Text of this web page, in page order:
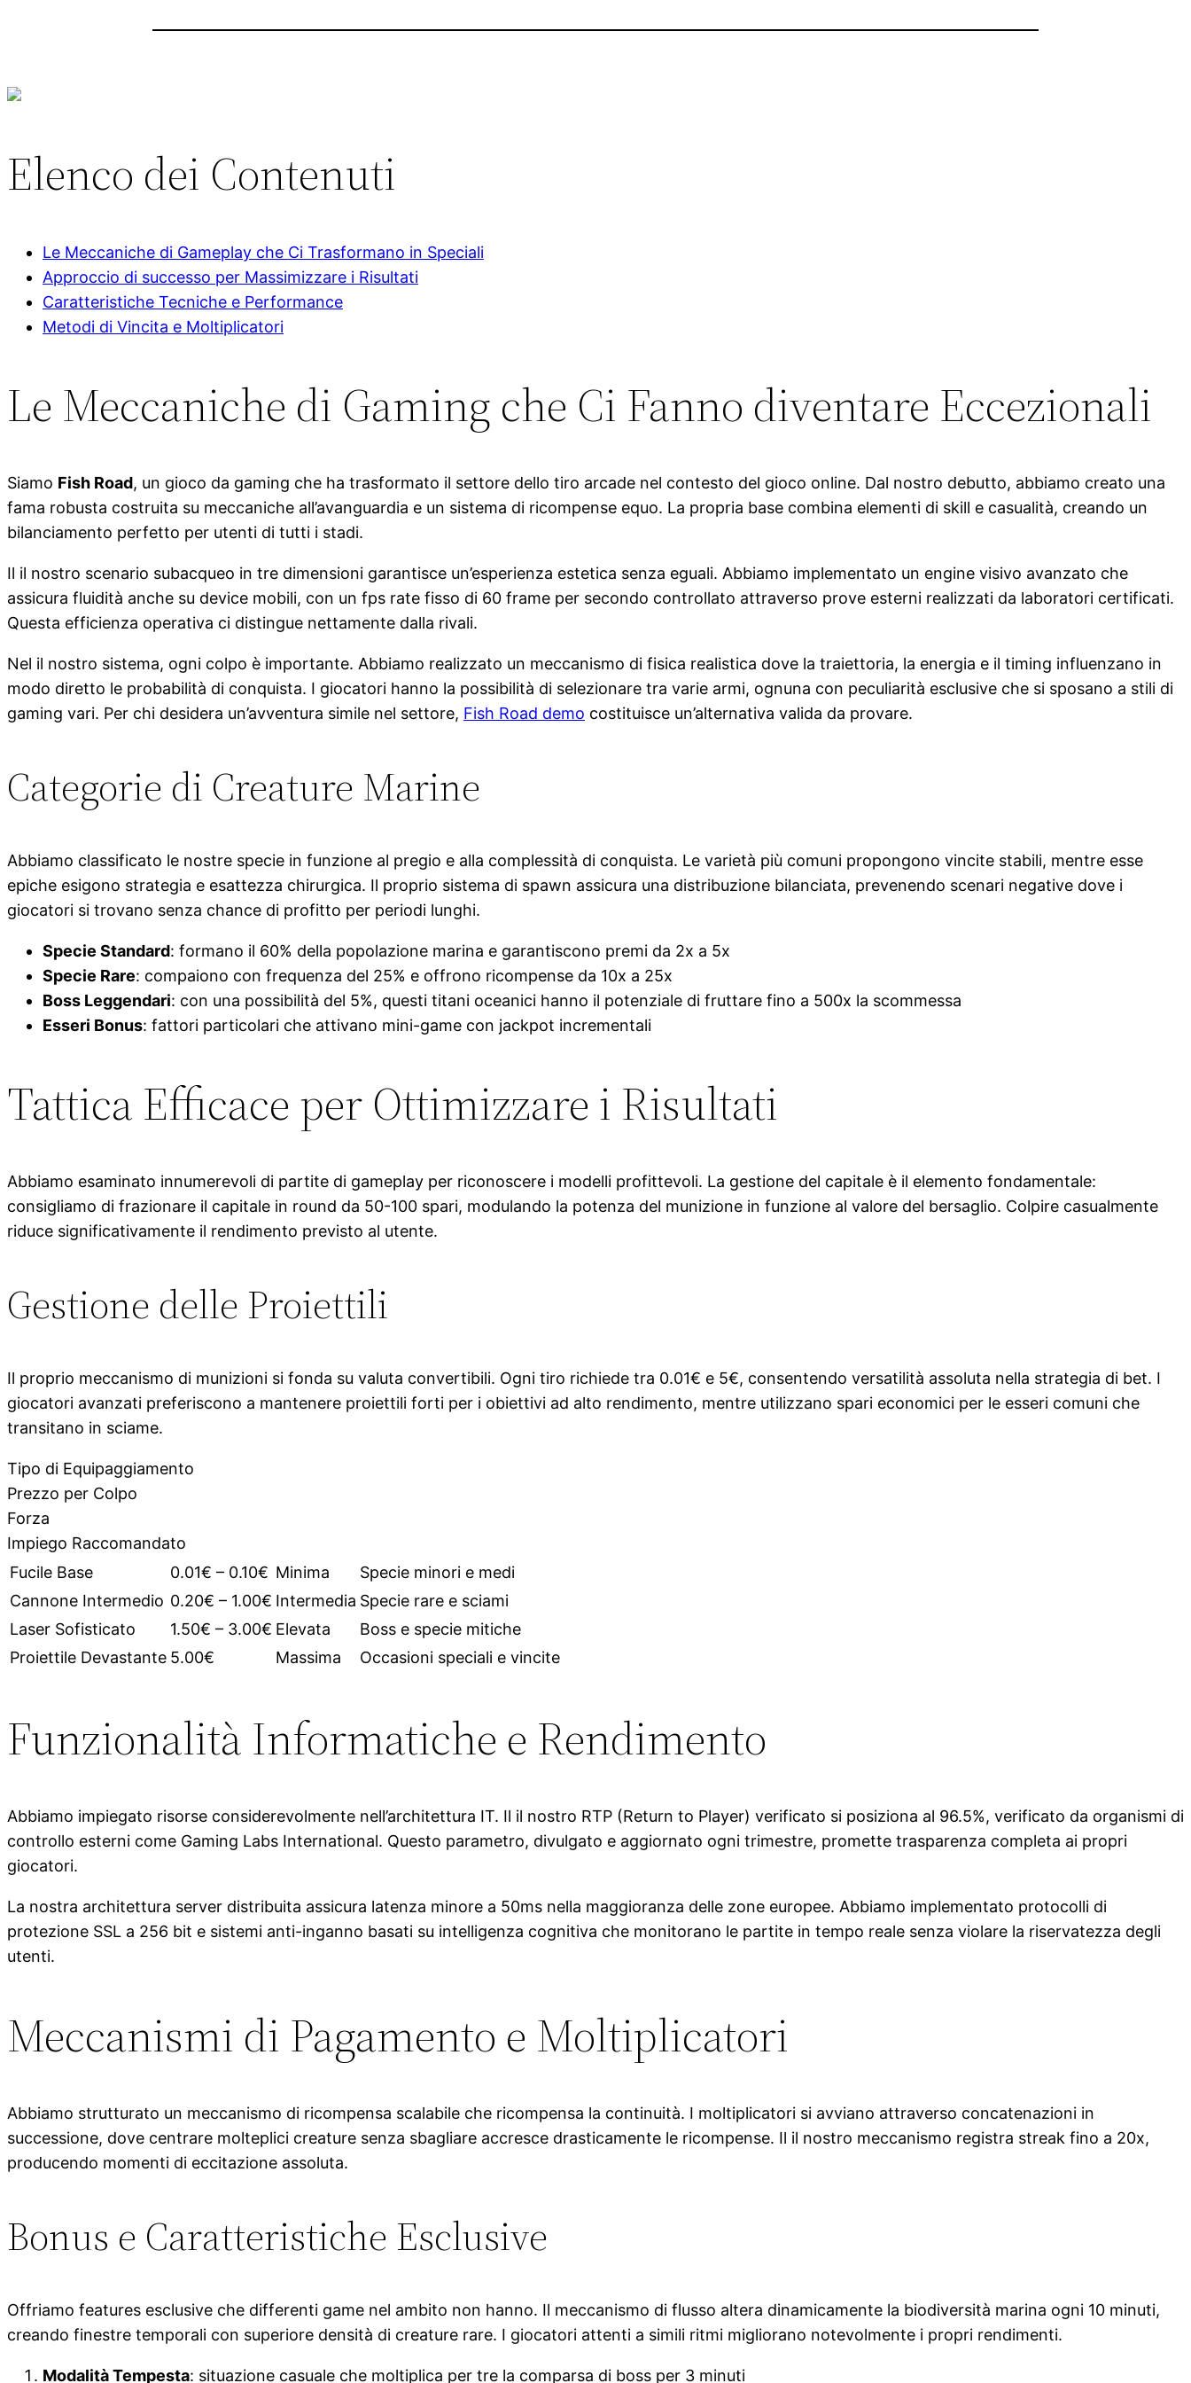
Elenco dei Contenuti
Le Meccaniche di Gameplay che Ci Trasformano in Speciali
Approccio di successo per Massimizzare i Risultati
Caratteristiche Tecniche e Performance
Metodi di Vincita e Moltiplicatori
Le Meccaniche di Gaming che Ci Fanno diventare Eccezionali
Siamo Fish Road, un gioco da gaming che ha trasformato il settore dello tiro arcade nel contesto del gioco online. Dal nostro debutto, abbiamo creato una
fama robusta costruita su meccaniche all’avanguardia e un sistema di ricompense equo. La propria base combina elementi di skill e casualità, creando un
bilanciamento perfetto per utenti di tutti i stadi.
Il il nostro scenario subacqueo in tre dimensioni garantisce un’esperienza estetica senza eguali. Abbiamo implementato un engine visivo avanzato che
assicura fluidità anche su device mobili, con un fps rate fisso di 60 frame per secondo controllato attraverso prove esterni realizzati da laboratori certificati.
Questa efficienza operativa ci distingue nettamente dalla rivali.
Nel il nostro sistema, ogni colpo è importante. Abbiamo realizzato un meccanismo di fisica realistica dove la traiettoria, la energia e il timing influenzano in
modo diretto le probabilità di conquista. I giocatori hanno la possibilità di selezionare tra varie armi, ognuna con peculiarità esclusive che si sposano a stili di
gaming vari. Per chi desidera un’avventura simile nel settore, Fish Road demo costituisce un’alternativa valida da provare.
Categorie di Creature Marine
Abbiamo classificato le nostre specie in funzione al pregio e alla complessità di conquista. Le varietà più comuni propongono vincite stabili, mentre esse
epiche esigono strategia e esattezza chirurgica. Il proprio sistema di spawn assicura una distribuzione bilanciata, prevenendo scenari negative dove i
giocatori si trovano senza chance di profitto per periodi lunghi.
Specie Standard: formano il 60% della popolazione marina e garantiscono premi da 2x a 5x
Specie Rare: compaiono con frequenza del 25% e offrono ricompense da 10x a 25x
Boss Leggendari: con una possibilità del 5%, questi titani oceanici hanno il potenziale di fruttare fino a 500x la scommessa
Esseri Bonus: fattori particolari che attivano mini-game con jackpot incrementali
Tattica Efficace per Ottimizzare i Risultati
Abbiamo esaminato innumerevoli di partite di gameplay per riconoscere i modelli profittevoli. La gestione del capitale è il elemento fondamentale:
consigliamo di frazionare il capitale in round da 50-100 spari, modulando la potenza del munizione in funzione al valore del bersaglio. Colpire casualmente
riduce significativamente il rendimento previsto al utente.
Gestione delle Proiettili
Il proprio meccanismo di munizioni si fonda su valuta convertibili. Ogni tiro richiede tra 0.01€ e 5€, consentendo versatilità assoluta nella strategia di bet. I
giocatori avanzati preferiscono a mantenere proiettili forti per i obiettivi ad alto rendimento, mentre utilizzano spari economici per le esseri comuni che
transitano in sciame.
Tipo di Equipaggiamento
Prezzo per Colpo
Forza
Impiego Raccomandato
Fucile Base
0.01€ – 0.10€ Minima
Specie minori e medi
Cannone Intermedio 0.20€ – 1.00€ Intermedia Specie rare e sciami
Laser Sofisticato
1.50€ – 3.00€ Elevata
Boss e specie mitiche
Proiettile Devastante 5.00€ Massima Occasioni speciali e vincite
Funzionalità Informatiche e Rendimento
Abbiamo impiegato risorse considerevolmente nell’architettura IT. Il il nostro RTP (Return to Player) verificato si posiziona al 96.5%, verificato da organismi di
controllo esterni come Gaming Labs International. Questo parametro, divulgato e aggiornato ogni trimestre, promette trasparenza completa ai propri
giocatori.
La nostra architettura server distribuita assicura latenza minore a 50ms nella maggioranza delle zone europee. Abbiamo implementato protocolli di
protezione SSL a 256 bit e sistemi anti-inganno basati su intelligenza cognitiva che monitorano le partite in tempo reale senza violare la riservatezza degli
utenti.
Meccanismi di Pagamento e Moltiplicatori
Abbiamo strutturato un meccanismo di ricompensa scalabile che ricompensa la continuità. I moltiplicatori si avviano attraverso concatenazioni in
successione, dove centrare molteplici creature senza sbagliare accresce drasticamente le ricompense. Il il nostro meccanismo registra streak fino a 20x,
producendo momenti di eccitazione assoluta.
Bonus e Caratteristiche Esclusive
Offriamo features esclusive che differenti game nel ambito non hanno. Il meccanismo di flusso altera dinamicamente la biodiversità marina ogni 10 minuti,
creando finestre temporali con superiore densità di creature rare. I giocatori attenti a simili ritmi migliorano notevolmente i propri rendimenti.
Modalità Tempesta: situazione casuale che moltiplica per tre la comparsa di boss per 3 minuti